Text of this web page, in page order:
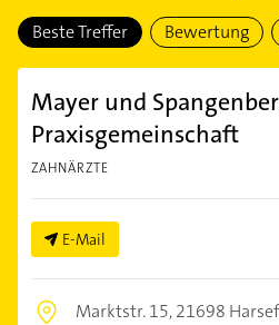
Beste Treffer Bewertung
Mayer und
Praxisgemeinschaft
ZAHNÄRZTE
E-Mail
Marktstr. 15,21698